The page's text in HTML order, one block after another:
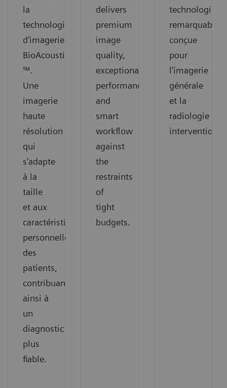
la
technologie
d'imagerie
BioAcoustic
™.
Une
imagerie
haute
résolution
qui
s'adapte
à la
taille
et aux
caractéristiques
personnelles
des
patients,
contribuant
ainsi à
un
diagnostic
plus
fiable.
delivers
premium
image
quality,
exceptional
performance
and
smart
workflow
against
the
restraints
of
tight
budgets.
technologie
remarquable,
conçue
pour
l’imagerie
générale
et la
radiologie